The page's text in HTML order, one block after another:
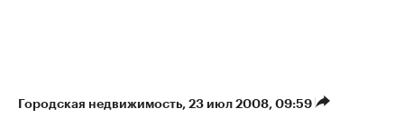
Городская недвижимость⁠, 23 июл 2008, 09:59